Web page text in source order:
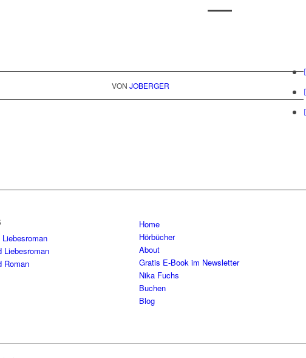
VON JOBERGER
Liebesroman
Roman
Home
Hörbücher
About
Gratis E-Book im Newsletter
Nika Fuchs
Buchen
Blog